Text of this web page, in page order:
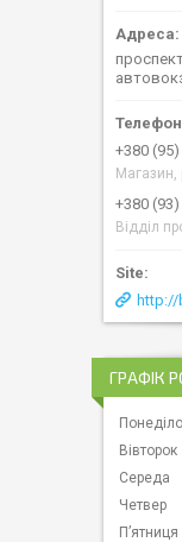
+380
Магазин,
+380
Відділ
http://
ГРАФІК
Вівторок
Середа
Четвер
Пʼятниця